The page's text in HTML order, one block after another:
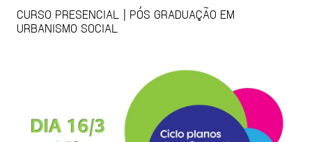
CURSO PRESENCIAL | PÓS GRADUAÇÃO EM
URBANISMO SOCIAL